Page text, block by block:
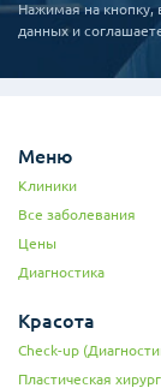
Нажимая на кнопку,
данных и
Меню
Клиники
Все заболевания
Цены
Диагностика
Красота
Check-up
Пластическая